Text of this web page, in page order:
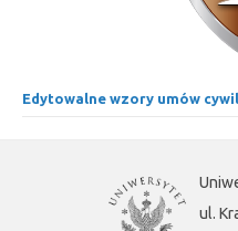
Edytowalne wzory umów
ul.